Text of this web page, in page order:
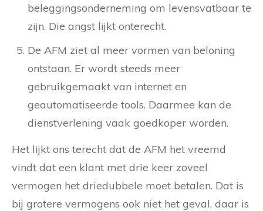
beleggingsonderneming om levensvatbaar te
zijn. Die angst lijkt onterecht.
De AFM ziet al meer vormen van beloning
ontstaan. Er wordt steeds meer
gebruikgemaakt van internet en
geautomatiseerde tools. Daarmee kan de
dienstverlening vaak goedkoper worden.
Het lijkt ons terecht dat de AFM het vreemd
vindt dat een klant met drie keer zoveel
vermogen het driedubbele moet betalen. Dat is
bij grotere vermogens ook niet het geval, daar is